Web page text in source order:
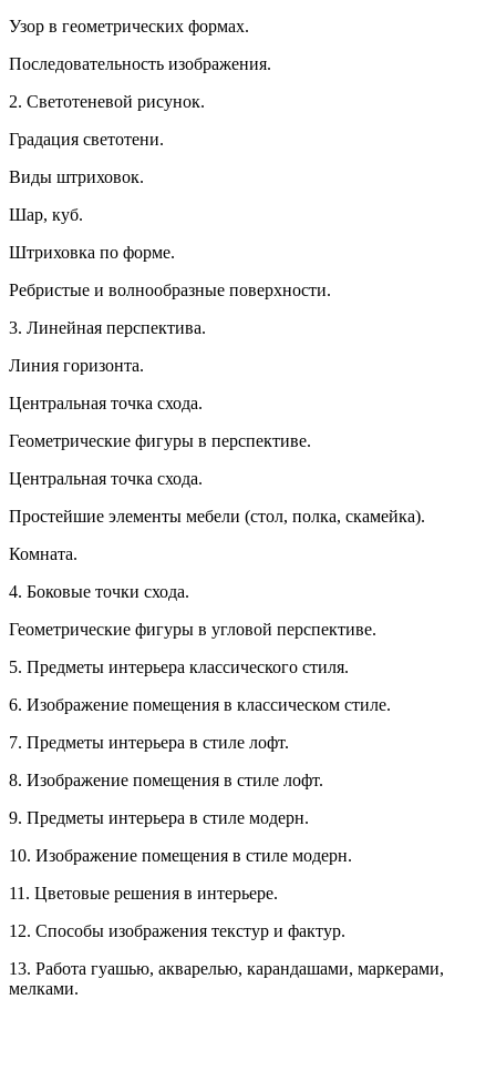
Узор в геометрических формах.
Последовательность изображения.
2. Светотеневой рисунок.
Градация светотени.
Виды штриховок.
Шар, куб.
Штриховка по форме.
Ребристые и волнообразные поверхности.
3. Линейная перспектива.
Линия горизонта.
Центральная точка схода.
Геометрические фигуры в перспективе.
Центральная точка схода.
Простейшие элементы мебели (стол, полка, скамейка).
Комната.
4. Боковые точки схода.
Геометрические фигуры в угловой перспективе.
5. Предметы интерьера классического стиля.
6. Изображение помещения в классическом стиле.
7. Предметы интерьера в стиле лофт.
8. Изображение помещения в стиле лофт.
9. Предметы интерьера в стиле модерн.
10. Изображение помещения в стиле модерн.
11. Цветовые решения в интерьере.
12. Способы изображения текстур и фактур.
13. Работа гуашью, акварелью, карандашами, маркерами,
мелками.